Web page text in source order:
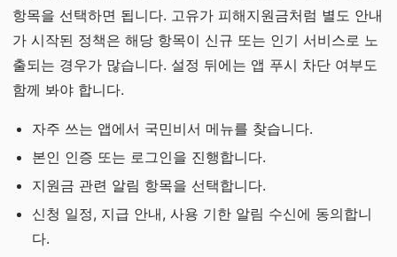
항목을 선택하면 됩니다. 고유가 피해지원금처럼 별도 안내
가 시작된 정책은 해당 항목이 신규 또는 인기 서비스로 노
출되는 경우가 많습니다. 설정 뒤에는 앱 푸시 차단 여부도
함께 봐야 합니다.
자주 쓰는 앱에서 국민비서 메뉴를 찾습니다.
본인 인증 또는 로그인을 진행합니다.
지원금 관련 알림 항목을 선택합니다.
신청 일정, 지급 안내, 사용 기한 알림 수신에 동의합니
다.